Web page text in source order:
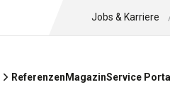
Jobs & Karriere
Referenzen MagazinService Portal